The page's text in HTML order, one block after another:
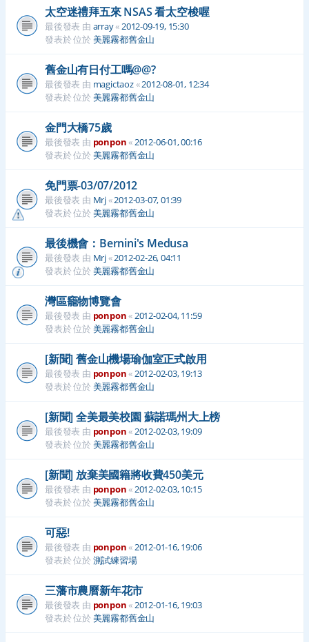
太空迷禮拜五來 NSAS 看太空梭喔
最後發表 由 array« 2012-09-19, 15:30
發表於 位於 美麗霧都舊金山
舊金山有日付工嗎@@?
最後發表 由 magictaoz«2012-08-01, 12:34
發表於 位於 美麗霧都舊金山
金門大橋75歲
最後發表 由 ponpon« 2012-06-01, 00:16
發表於 位於 美麗霧都舊金山
免門票-03/07/2012
最後發表 由 Mrj«2012-03-07, 01:39
發表於 位於 美麗霧都舊金山
最後機會：Bernini's Medusa
最後發表 由 Mrj«2012-02-26, 04:11
發表於 位於 美麗霧都舊金山
灣區竉物博覽會
最後發表 由 ponpon« 2012-02-04, 11:59
發表於 位於 美麗霧都舊金山
[新聞] 舊金山機場瑜伽室正式啟用
最後發表 由 ponpon« 2012-02-03, 19:13
發表於 位於 美麗霧都舊金山
[新聞] 全美最美校園 蘇諾瑪州大上榜
最後發表 由 ponpon« 2012-02-03, 19:09
發表於 位於 美麗霧都舊金山
[新聞] 放棄美國籍將收費450美元
最後發表 由 ponpon« 2012-02-03, 10:15
發表於 位於 美麗霧都舊金山
可惡!
最後發表 由 ponpon« 2012-01-16, 19:06
發表於 位於 測試練習場
三藩市農曆新年花市
最後發表 由 ponpon« 2012-01-16, 19:03
發表於 位於 美麗霧都舊金山